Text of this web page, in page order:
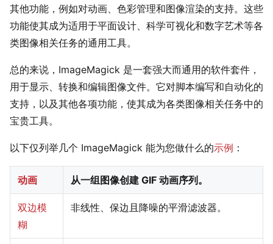
其他功能，例如对动画、色彩管理和图像渲染的支持。这些
功能使其成为适用于平面设计、科学可视化和数字艺术等各
类图像相关任务的通用工具。
总的来说，ImageMagick 是一套强大而通用的软件套件，
用于显示、转换和编辑图像文件。它对脚本编写和自动化的
支持，以及其他各项功能，使其成为各类图像相关任务中的
宝贵工具。
以下仅列举几个 ImageMagick 能为您做什么的示例 ：
动画 从一组图像创建 GIF 动画序列。
双边模
糊
非线性、保边且降噪的平滑滤波器。